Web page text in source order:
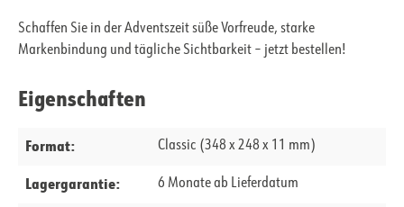
Schaffen Sie in der Adventszeit süße Vorfreude, starke
Markenbindung und tägliche Sichtbarkeit – jetzt bestellen!
Eigenschaften
Format: Classic (348 x 248 x 11 mm)
Lagergarantie: 6 Monate ab Lieferdatum